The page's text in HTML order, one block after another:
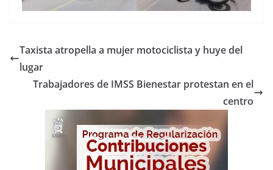
Taxista atropella a mujer motociclista y huye del
lugar
Trabajadores de IMSS Bienestar protestan en el
centro